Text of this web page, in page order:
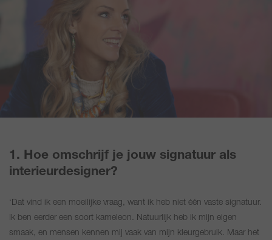
1. Hoe omschrijf je jouw signatuur als
interieurdesigner?
‘Dat vind ik een moeilijke vraag, want ik heb niet één vaste signatuur.
Ik ben eerder een soort kameleon. Natuurlijk heb ik mijn eigen
smaak, en mensen kennen mij vaak van mijn kleurgebruik. Maar het